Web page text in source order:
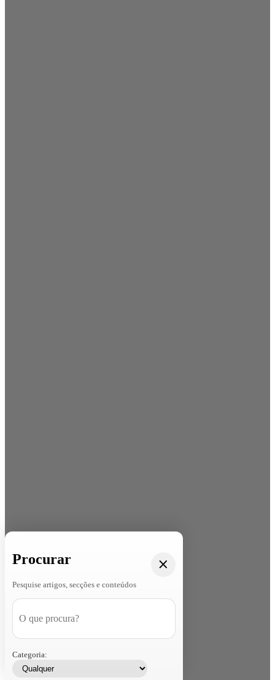
Procurar
Pesquise artigos, secções e conteúdos
Categoria: